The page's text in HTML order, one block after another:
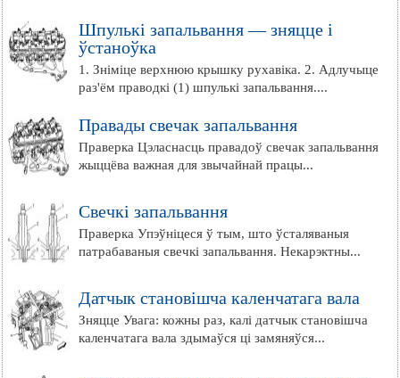
Шпулькі запальвання — зняцце і
ўстаноўка
1. Зніміце верхнюю крышку рухавіка. 2. Адлучыце
раз'ём праводкі (1) шпулькі запальвання....
Правады свечак запальвання
Праверка Цэласнасць правадоў свечак запальвання
жыццёва важная для звычайнай працы...
Свечкі запальвання
Праверка Упэўніцеся ў тым, што ўсталяваныя
патрабаваныя свечкі запальвання. Некарэктны...
Датчык становішча каленчатага вала
Зняцце Увага: кожны раз, калі датчык становішча
каленчатага вала здымаўся ці замяняўся...